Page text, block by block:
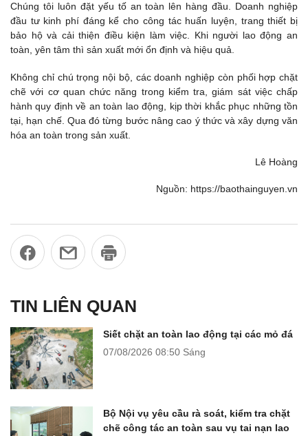
Chúng tôi luôn đặt yếu tố an toàn lên hàng đầu. Doanh nghiệp
đầu tư kinh phí đáng kể cho công tác huấn luyện, trang thiết bị
bảo hộ và cải thiện điều kiện làm việc. Khi người lao động an
toàn, yên tâm thì sản xuất mới ổn định và hiệu quả.
Không chỉ chú trọng nội bộ, các doanh nghiệp còn phối hợp chặt
chẽ với cơ quan chức năng trong kiểm tra, giám sát việc chấp
hành quy định về an toàn lao động, kịp thời khắc phục những tồn
tại, hạn chế. Qua đó từng bước nâng cao ý thức và xây dựng văn
hóa an toàn trong sản xuất.
Lê Hoàng
Nguồn: https://baothainguyen.vn
TIN LIÊN QUAN
Siết chặt an toàn lao động tại các mỏ đá
07/08/2026 08:50 Sáng
Bộ Nội vụ yêu cầu rà soát, kiểm tra chặt
chẽ công tác an toàn sau vụ tai nạn lao